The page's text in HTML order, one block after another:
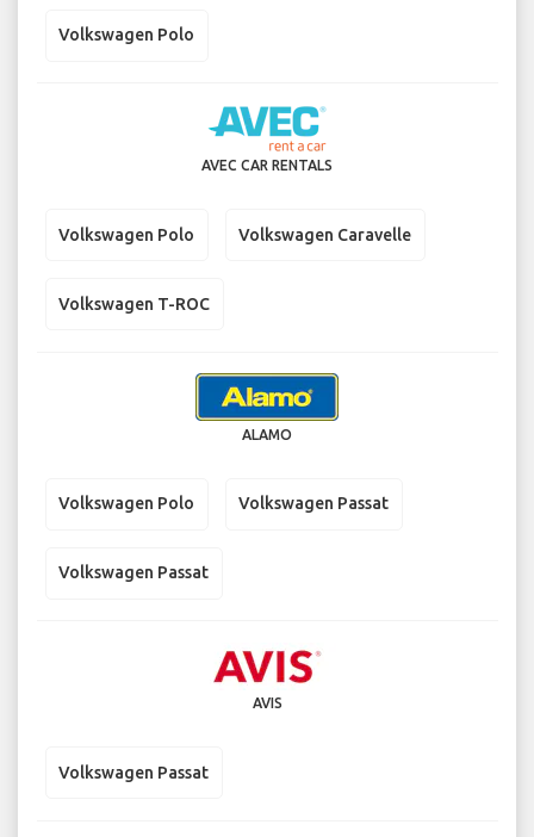
Volkswagen Polo
AVEC CAR RENTALS
Volkswagen Polo Volkswagen Caravelle
Volkswagen T-ROC
ALAMO
Volkswagen Polo Volkswagen Passat
Volkswagen Passat
AVIS
Volkswagen Passat